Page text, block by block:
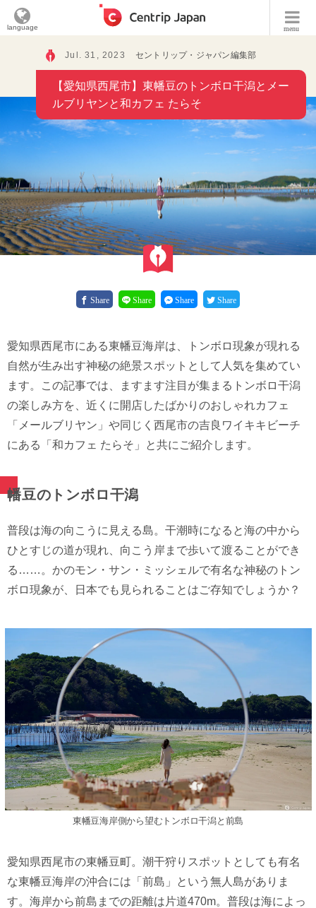
menu
language
Jul. 31, 2023 セントリップ・ジャパン編集部
【愛知県西尾市】東幡豆のトンボロ干潟とメー
ルブリヤンと和カフェ たらそ
Share Share Share Share
愛知県西尾市にある東幡豆海岸は、トンボロ現象が現れる
自然が生み出す神秘の絶景スポットとして人気を集めてい
ます。この記事では、ますます注目が集まるトンボロ干潟
の楽しみ方を、近くに開店したばかりのおしゃれカフェ
「メールブリヤン」や同じく西尾市の吉良ワイキキビーチ
にある「和カフェ たらそ」と共にご紹介します。
幡豆のトンボロ干潟
普段は海の向こうに見える島。干潮時になると海の中から
ひとすじの道が現れ、向こう岸まで歩いて渡ることができ
る……。かのモン・サン・ミッシェルで有名な神秘のトン
ボロ現象が、日本でも見られることはご存知でしょうか？
東幡豆海岸側から望むトンボロ干潟と前島
愛知県西尾市の東幡豆町。潮干狩りスポットとしても有名
な東幡豆海岸の沖合には「前島」という無人島がありま
す。海岸から前島までの距離は片道470m。普段は海によっ